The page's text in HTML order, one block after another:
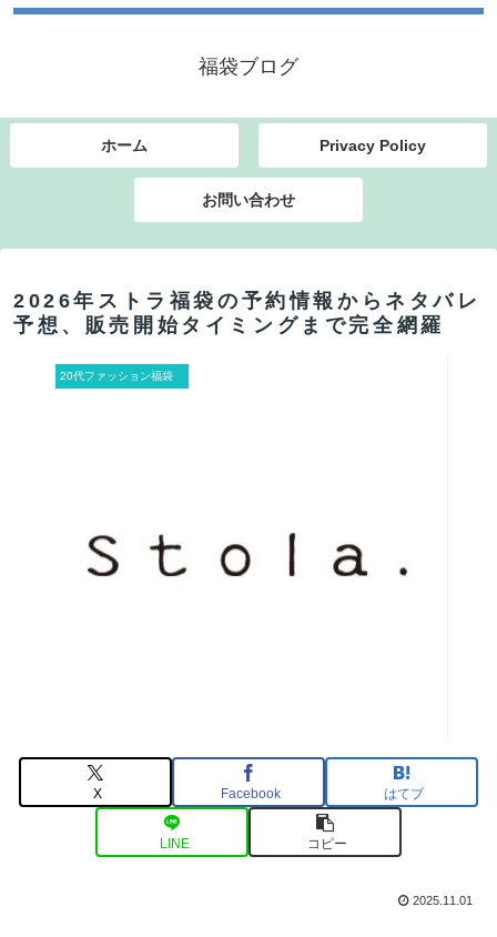
福袋ブログ
ホーム Privacy Policy
お問い合わせ
2026年ストラ福袋の予約情報からネタバレ
予想、販売開始タイミングまで完全網羅
20代ファッション福袋
X Facebook はてブ
LINE コピー
2025.11.01